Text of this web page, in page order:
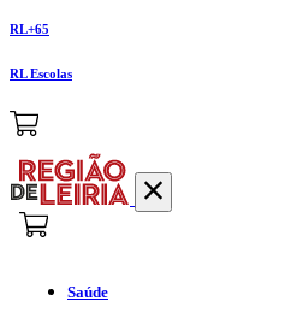
RL+65
RL Escolas
Saúde